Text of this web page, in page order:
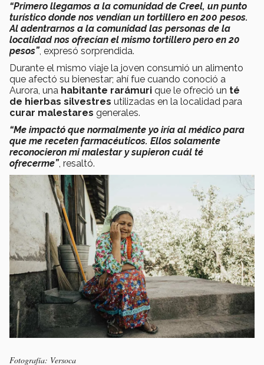
“Primero llegamos a la comunidad de Creel, un punto
turístico donde nos vendían un tortillero en 200 pesos.
Al adentrarnos a la comunidad las personas de la
localidad nos ofrecían el mismo tortillero pero en 20
pesos”, expresó sorprendida.
Durante el mismo viaje la joven consumió un alimento
que afectó su bienestar; ahí fue cuando conoció a
Aurora, una habitante rarámuri que le ofreció un té
de hierbas silvestres utilizadas en la localidad para
curar malestares generales.
“Me impactó que normalmente yo iría al médico para
que me receten farmacéuticos. Ellos solamente
reconocieron mi malestar y supieron cuál té
ofrecerme”, resaltó.
Fotografía: Versoca